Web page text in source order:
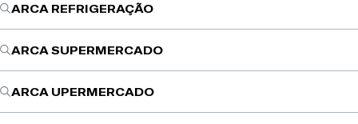
ARCA REFRIGERAÇÃO
ARCA SUPERMERCADO
ARCA UPERMERCADO